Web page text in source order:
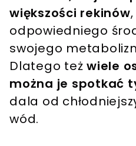
większości rekinów
odpowiedniego
swojego
Dlatego też wiele
można je spotkać
dala od
wód.